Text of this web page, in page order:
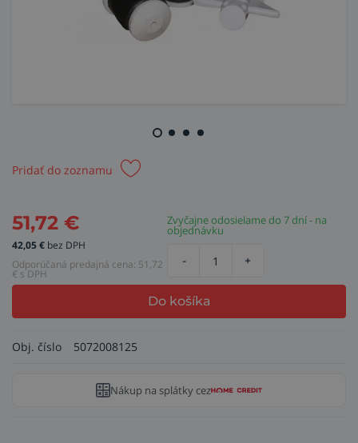
Pridať do zoznamu
51,72 €
42,05€ bez DPH
Odporúčaná predajná cena: 51,72
€ s DPH
Zvyčajne odosielame do 7 dní - na
objednávku
- +
Do košíka
Obj. číslo 5072008125
Nákup na splátky cez